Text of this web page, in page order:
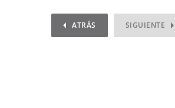
ATRÁS SIGUIENTE